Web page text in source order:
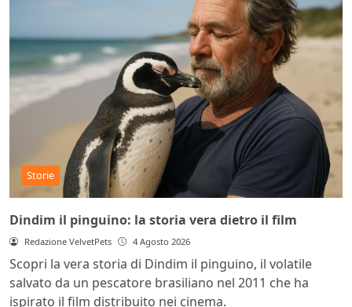
Storie
Dindim il pinguino: la storia vera dietro il film
Redazione VelvetPets 4 Agosto 2026
Scopri la vera storia di Dindim il pinguino, il volatile
salvato da un pescatore brasiliano nel 2011 che ha
ispirato il film distribuito nei cinema.